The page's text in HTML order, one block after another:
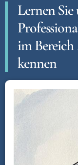
Lernen
im Bereich
kennen